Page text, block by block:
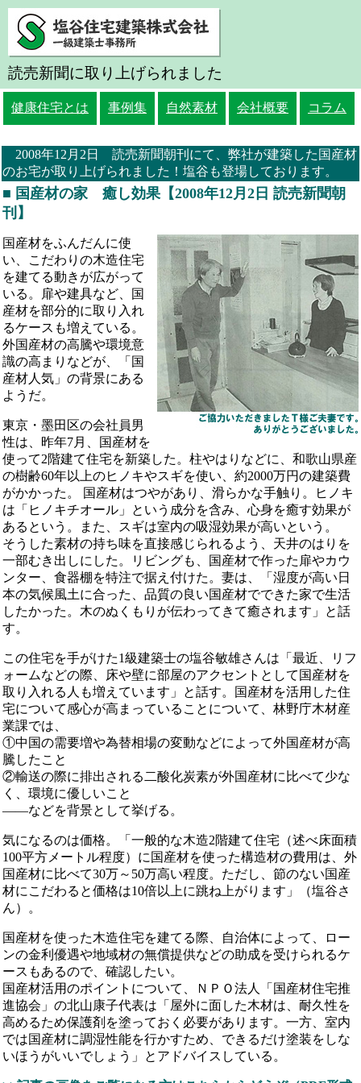
読売新聞に取り上げられました
健康住宅とは 事例集 自然素材 会社概要 コラム
2008年12月2日 読売新聞朝刊にて、弊社が建築した国産材
のお宅が取り上げられました！塩谷も登場しております。
■ 国産材の家 癒し効果【2008年12月2日 読売新聞朝
刊】
国産材をふんだんに使
い、こだわりの木造住宅
を建てる動きが広がって
いる。扉や建具など、国
産材を部分的に取り入れ
るケースも増えている。
外国産材の高騰や環境意
識の高まりなどが、「国
産材人気」の背景にある
ようだ。
東京・墨田区の会社員男
性は、昨年7月、国産材を
使って2階建て住宅を新築した。柱やはりなどに、和歌山県産
の樹齢60年以上のヒノキやスギを使い、約2000万円の建築費
がかかった。 国産材はつやがあり、滑らかな手触り。ヒノキ
は「ヒノキチオール」という成分を含み、心身を癒す効果が
あるという。また、スギは室内の吸湿効果が高いという。
そうした素材の持ち味を直接感じられるよう、天井のはりを
一部むき出しにした。リビングも、国産材で作った扉やカウ
ンター、食器棚を特注で据え付けた。妻は、「湿度が高い日
本の気候風土に合った、品質の良い国産材でできた家で生活
したかった。木のぬくもりが伝わってきて癒されます」と話
す。
この住宅を手がけた1級建築士の塩谷敏雄さんは「最近、リフ
ォームなどの際、床や壁に部屋のアクセントとして国産材を
取り入れる人も増えています」と話す。国産材を活用した住
宅について感心が高まっていることについて、林野庁木材産
業課では、
①中国の需要増や為替相場の変動などによって外国産材が高
騰したこと
②輸送の際に排出される二酸化炭素が外国産材に比べて少な
く、環境に優しいこと
――などを背景として挙げる。
気になるのは価格。「一般的な木造2階建て住宅（述べ床面積
100平方メートル程度）に国産材を使った構造材の費用は、外
国産材に比べて30万～50万高い程度。ただし、節のない国産
材にこだわると価格は10倍以上に跳ね上がります」（塩谷さ
ん）。
国産材を使った木造住宅を建てる際、自治体によって、ロー
ンの金利優遇や地域材の無償提供などの助成を受けられるケ
ースもあるので、確認したい。
国産材活用のポイントについて、ＮＰＯ法人「国産材住宅推
進協会」の北山康子代表は「屋外に面した木材は、耐久性を
高めるため保護剤を塗っておく必要があります。一方、室内
では国産材に調湿性能を行かすため、できるだけ塗装をしな
いほうがいいでしょう」とアドバイスしている。